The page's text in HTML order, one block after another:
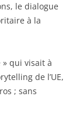
le dialogue
à la
qui visait à
de l’UE,
; sans